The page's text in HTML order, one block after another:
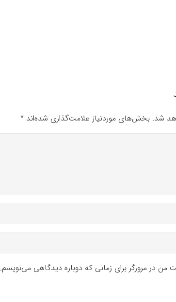
شد. بخش‌های موردنیاز علامت‌گذاری شده‌اند *
من در مرورگر برای زمانی که دوباره دیدگاهی می‌نویسم.